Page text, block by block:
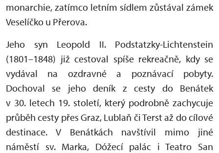
monarchie, zatímco letním sídlem zůstával zámek
Veselíčko u Přerova.
Jeho syn Leopold II. Podstatzky-Lichtenstein
(1801–1848) již cestoval spíše rekreačně, kdy se
vydával na ozdravné a poznávací pobyty.
Dochoval se jeho deník z cesty do Benátek
v 30. letech 19. století, který podrobně zachycuje
průběh cesty přes Graz, Lublaň či Terst až do cílové
destinace. V Benátkách navštívil mimo jiné
náměstí sv. Marka, Dóžecí palác i Teatro San